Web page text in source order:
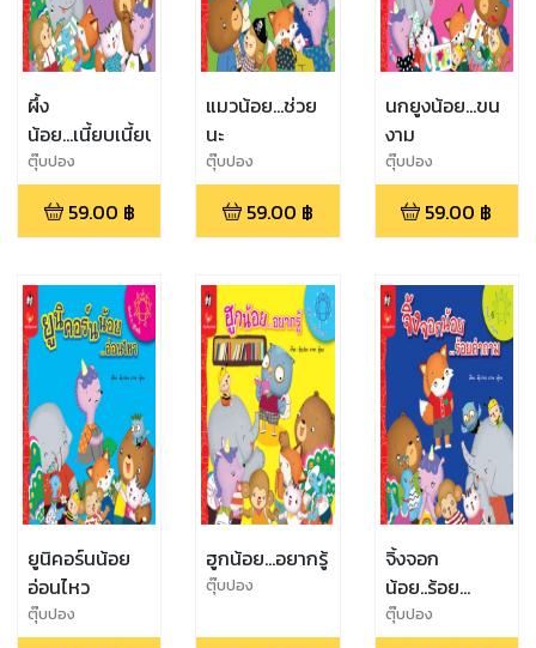
ผึ้ง
น้อย...เนี้ยบเนี้ยบ
ตุ๊บปอง
59.00 ฿
แมวน้อย...ช่วย
นะ
ตุ๊บปอง
59.00 ฿
นกยูงน้อย...ขน
งาม
ตุ๊บปอง
59.00 ฿
ยูนิคอร์นน้อย
อ่อนไหว
ตุ๊บปอง
ฮูกน้อย...อยากรู้
ตุ๊บปอง
จิ้งจอก
น้อย..ร้อย
คำถาม
ตุ๊บปอง